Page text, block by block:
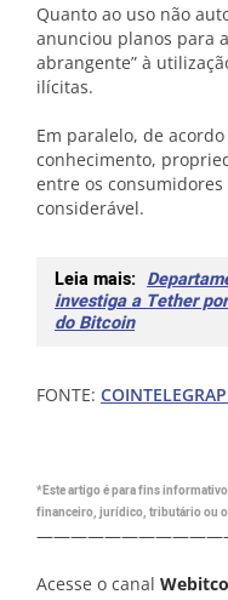
Quanto ao uso não
anunciou planos para
abrangente” à
ilícitas.
Em paralelo, de
conhecimento,
entre os
considerável.
Leia mais:
investiga a Tether
do Bitcoin
FONTE:
*Este artigo é para fins
financeiro, jurídico, tributário ou
Acesse o canal